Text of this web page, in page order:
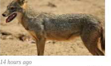
14 hours ago